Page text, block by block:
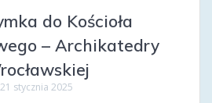
do Kościoła
– Archikatedry
21 stycznia 2025